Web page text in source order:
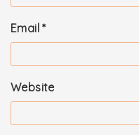
Email*
Website